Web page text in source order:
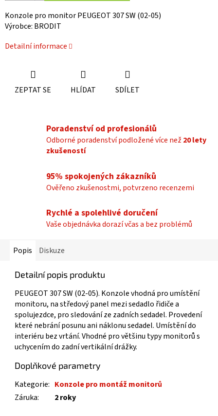
Konzole pro monitor PEUGEOT 307 SW (02-05)
Výrobce: BRODIT
Detailní informace
ZEPTAT SE HLÍDAT SDÍLET
Poradenství od profesionálů
Odborné poradenství podložené více než 20 lety
zkušeností
95% spokojených zákazníků
Ověřeno zkušenostmi, potvrzeno recenzemi
Rychlé a spolehlivé doručení
Vaše objednávka dorazí včas a bez problémů
Popis Diskuze
Detailní popis produktu
PEUGEOT 307 SW (02-05). Konzole vhodná pro umístění
monitoru, na středový panel mezi sedadlo řidiče a
spolujezdce, pro sledování ze zadních sedadel. Provedení
které nebrání posunu ani náklonu sedadel. Umístění do
interiéru bez vrtání. Vhodné pro většinu typy monitorů s
uchycením do zadní vertikální drážky.
Doplňkové parametry
Kategorie: Konzole pro montáž monitorů
Záruka: 2 roky